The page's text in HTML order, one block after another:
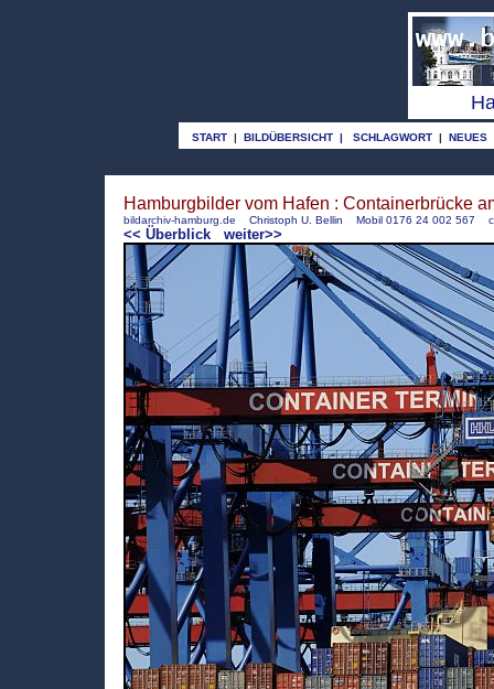
START | BILDÜBERSICHT | SCHLAGWORT | NEUES
Hamburgbilder vom Hafen : Containerbrücke
bildarchiv-hamburg.de Christoph U. Bellin Mobil 0176 24 002 567
<< Überblick weiter>>